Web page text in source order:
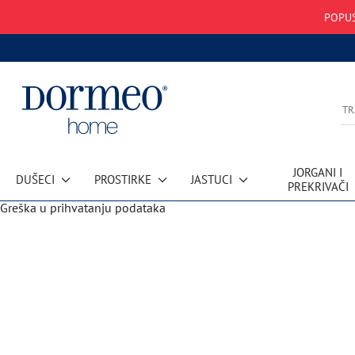
DUŠECI PROSTIRKE JASTUCI
JORGANI I
PREKRIVAČI
Greška u prihvatanju podataka